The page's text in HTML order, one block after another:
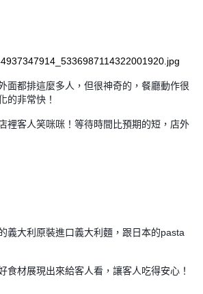
面都排這麼多人，但很神奇的，餐廳動作很
的非常快！
裡客人笑咪咪！等待時間比預期的短，店外
義大利原裝進口義大利麵，跟日本的pasta
食材展現出來給客人看，讓客人吃得安心！